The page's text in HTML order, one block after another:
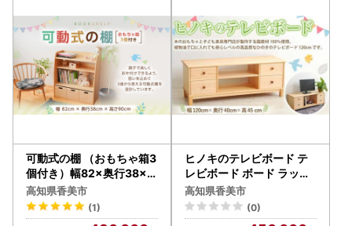
可動式の棚 （おもちゃ箱3
個付き）幅82×奥行38×高
さ90cm インテリア 木製
日本製 家具 木製
高知県香美市
(1)
ヒノキのテレビボード テ
レビボード ボード ラック
家具 ヒノキ 国産材
高知県香美市
(0)